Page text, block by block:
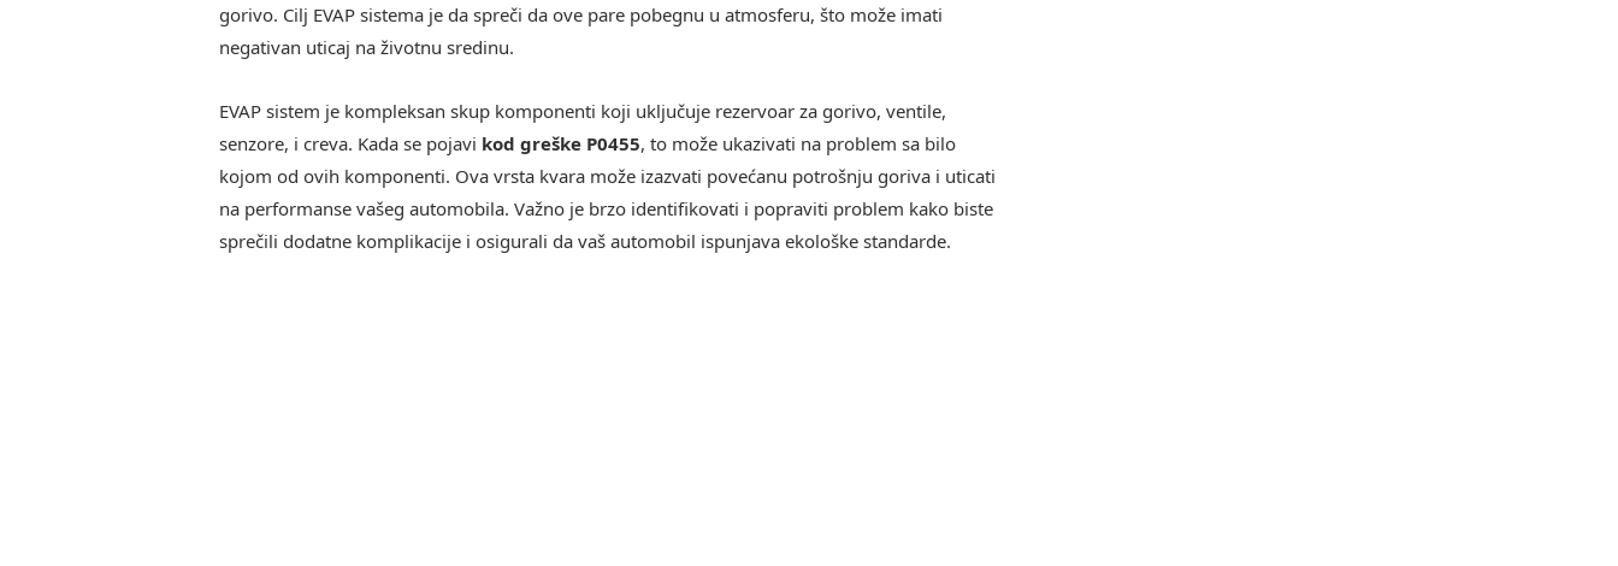
gorivo. Cilj EVAP sistema je da spreči da ove pare pobegnu u atmosferu, što može imati
negativan uticaj na životnu sredinu.
EVAP sistem je kompleksan skup komponenti koji uključuje rezervoar za gorivo, ventile,
senzore, i creva. Kada se pojavi kod greške P0455, to može ukazivati na problem sa bilo
kojom od ovih komponenti. Ova vrsta kvara može izazvati povećanu potrošnju goriva i uticati
na performanse vašeg automobila. Važno je brzo identifikovati i popraviti problem kako biste
sprečili dodatne komplikacije i osigurali da vaš automobil ispunjava ekološke standarde.